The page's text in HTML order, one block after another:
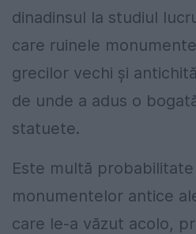
dinadinsul la studiul
care ruinele
grecilor vechi și
de unde a adus o
statuete.
Este multă
monumentelor antice
care le-a văzut acolo,